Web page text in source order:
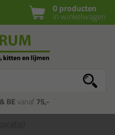
0 producten
in winkelwagen
BEvanaf75,-